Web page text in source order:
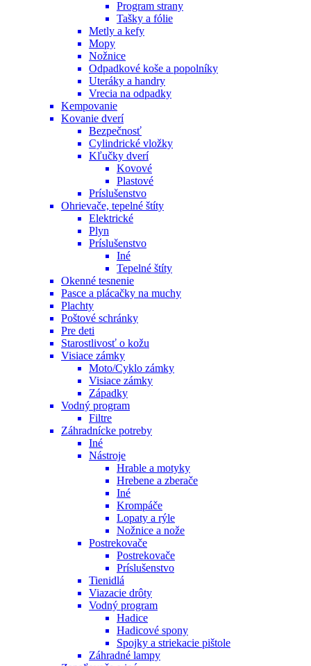
Program strany
Tašky a fólie
Metly a kefy
Mopy
Nožnice
Odpadkové koše a popolníky
Uteráky a handry
Vrecia na odpadky
Kempovanie
Kovanie dverí
Bezpečnosť
Cylindrické vložky
Kľučky dverí
Kovové
Plastové
Príslušenstvo
Ohrievače, tepelné štíty
Elektrické
Plyn
Príslušenstvo
Iné
Tepelné štíty
Okenné tesnenie
Pasce a plácačky na muchy
Plachty
Poštové schránky
Pre deti
Starostlivosť o kožu
Visiace zámky
Moto/Cyklo zámky
Visiace zámky
Západky
Vodný program
Filtre
Záhradnícke potreby
Iné
Nástroje
Hrable a motyky
Hrebene a zberače
Iné
Krompáče
Lopaty a rýle
Nožnice a nože
Postrekovače
Postrekovače
Príslušenstvo
Tienidlá
Viazacie drôty
Vodný program
Hadice
Hadicové spony
Spojky a striekacie pištole
Záhradné lampy